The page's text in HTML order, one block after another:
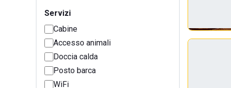
Servizi
Cabine
Accesso animali
Doccia calda
Posto barca
WiFi